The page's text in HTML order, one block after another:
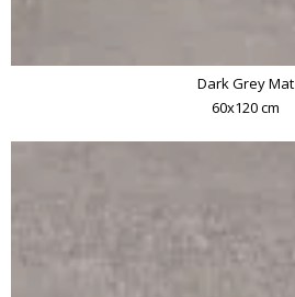
Dark Grey Mat
60x120 cm